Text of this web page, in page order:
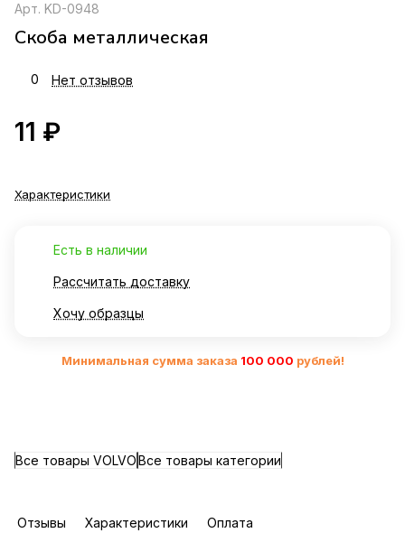
Арт. KD-0948
Скоба металлическая
0 Нет отзывов
11 ₽
Характеристики
Есть в наличии
Рассчитать доставку
Хочу образцы
Минимальная сумма заказа 100 000 рублей!
Все товары VOLVOВсе товары категории
Отзывы Характеристики Оплата